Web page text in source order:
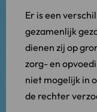
Er is een
gezamenlijk
dienen zij op
zorg- en
niet mogelijk in
de rechter